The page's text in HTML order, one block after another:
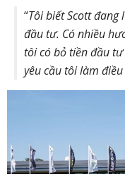
“Tôi biết Scott
đầu tư. Có nhiều
tôi có bỏ tiền đầu
yêu cầu tôi làm điều